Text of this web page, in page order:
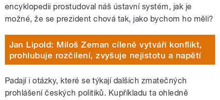
encyklopedii prostudoval náš ústavní systém, jak je
možné, že se prezident chová tak, jako bychom ho měli?
Jan Lipold: Miloš Zeman cíleně vytváří konflikt,
prohlubuje rozčilení, zvyšuje nejistotu a napětí
Padají i otázky, které se týkají dalších zmatečných
prohlášení českých politiků. Kupříkladu ta ohledně